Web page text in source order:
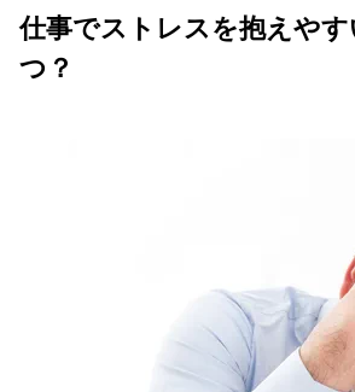
仕事でストレスを抱えや
つ？